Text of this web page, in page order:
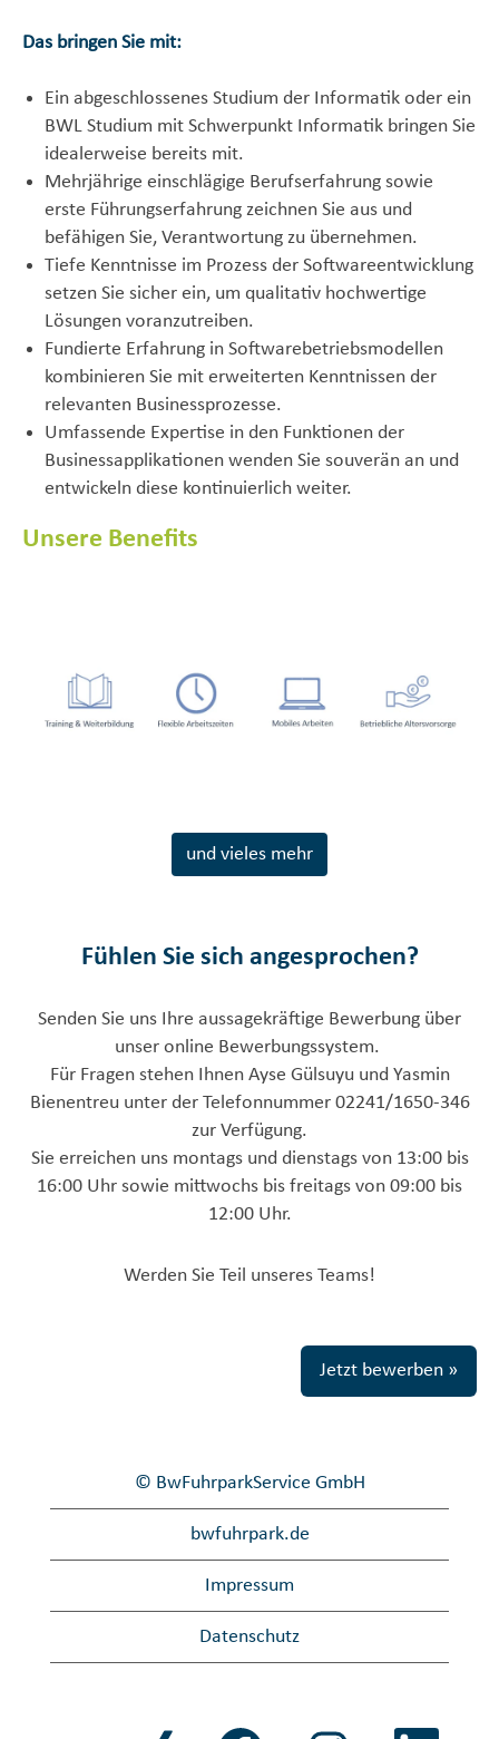
Das bringen Sie mit:
Ein abgeschlossenes Studium der Informatik oder ein
BWL Studium mit Schwerpunkt Informatik bringen Sie
idealerweise bereits mit.
Mehrjährige einschlägige Berufserfahrung sowie
erste Führungserfahrung zeichnen Sie aus und
befähigen Sie, Verantwortung zu übernehmen.
Tiefe Kenntnisse im Prozess der Softwareentwicklung
setzen Sie sicher ein, um qualitativ hochwertige
Lösungen voranzutreiben.
Fundierte Erfahrung in Softwarebetriebsmodellen
kombinieren Sie mit erweiterten Kenntnissen der
relevanten Businessprozesse.
Umfassende Expertise in den Funktionen der
Businessapplikationen wenden Sie souverän an und
entwickeln diese kontinuierlich weiter.
Unsere Benefits
und vieles mehr
Fühlen Sie sich angesprochen?
Senden Sie uns Ihre aussagekräftige Bewerbung über
unser online Bewerbungssystem.
Für Fragen stehen Ihnen Ayse Gülsuyu und Yasmin
Bienentreu unter der Telefonnummer 02241/1650-346
zur Verfügung.
Sie erreichen uns montags und dienstags von 13:00 bis
16:00 Uhr sowie mittwochs bis freitags von 09:00 bis
12:00 Uhr.
Werden Sie Teil unseres Teams!
Jetzt bewerben »
© BwFuhrparkService GmbH
bwfuhrpark.de
Impressum
Datenschutz
W W W